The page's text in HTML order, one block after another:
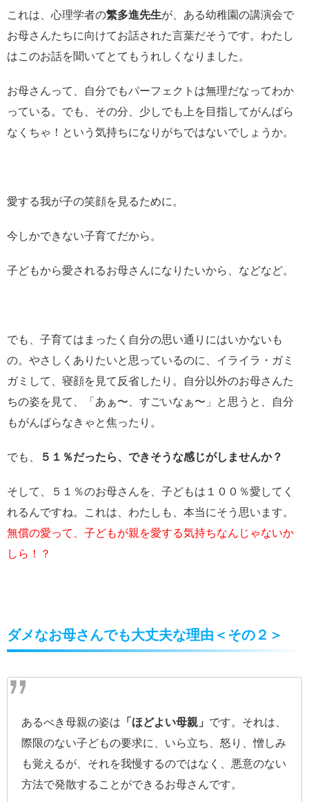
これは、心理学者の繁多進先生が、ある幼稚園の講演会で
お母さんたちに向けてお話された言葉だそうです。わたし
はこのお話を聞いてとてもうれしくなりました。
お母さんって、自分でもパーフェクトは無理だなってわか
っている。でも、その分、少しでも上を目指してがんばら
なくちゃ！という気持ちになりがちではないでしょうか。
愛する我が子の笑顔を見るために。
今しかできない子育てだから。
子どもから愛されるお母さんになりたいから、などなど。
でも、子育てはまったく自分の思い通りにはいかないも
の。やさしくありたいと思っているのに、イライラ・ガミ
ガミして、寝顔を見て反省したり。自分以外のお母さんた
ちの姿を見て、「あぁ〜、すごいなぁ〜」と思うと、自分
もがんばらなきゃと焦ったり。
でも、 ５１％だったら、できそうな感じがしませんか？
そして、５１％のお母さんを、子どもは１００％愛してく
れるんですね。これは、わたしも、本当にそう思います。
無償の愛って、子どもが親を愛する気持ちなんじゃないか
しら！？
ダメなお母さんでも大丈夫な理由＜その２＞
あるべき母親の姿は 「ほどよい母親」 です。それは、
際限のない子どもの要求に、いら立ち、怒り、憎しみ
も覚えるが、それを我慢するのではなく、悪意のない
方法で発散することができるお母さんです。